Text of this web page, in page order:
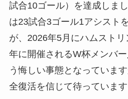
試合10ゴール）を達成しま
は23試合3ゴール1アシスト
が、2026年5月にハムスト
年に開催されるW杯メンバ
う悔しい事態となっていま
全復活を信じて待っています